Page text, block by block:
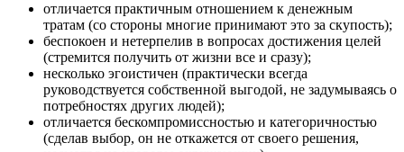
отличается практичным отношением к денежным
тратам (со стороны многие принимают это за скупость);
беспокоен и нетерпелив в вопросах достижения целей
(стремится получить от жизни все и сразу);
несколько эгоистичен (практически всегда
руководствуется собственной выгодой, не задумываясь о
потребностях других людей);
отличается бескомпромиссностью и категоричностью
(сделав выбор, он не откажется от своего решения,